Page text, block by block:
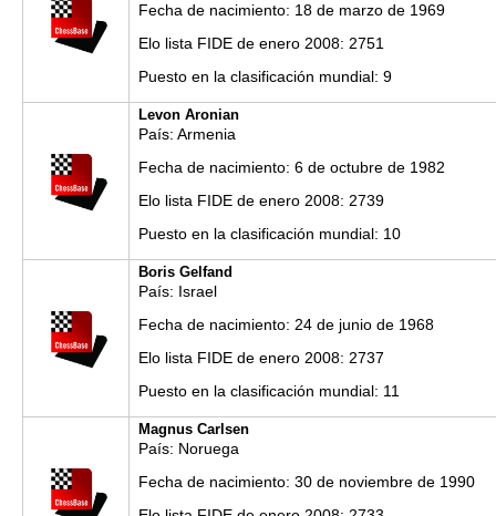
Fecha de nacimiento: 18 de marzo de 1969
Elo lista FIDE de enero 2008: 2751
Puesto en la clasificación mundial: 9
Levon Aronian
País: Armenia
Fecha de nacimiento: 6 de octubre de 1982
Elo lista FIDE de enero 2008: 2739
Puesto en la clasificación mundial: 10
Boris Gelfand
País: Israel
Fecha de nacimiento: 24 de junio de 1968
Elo lista FIDE de enero 2008: 2737
Puesto en la clasificación mundial: 11
Magnus Carlsen
País: Noruega
Fecha de nacimiento: 30 de noviembre de 1990